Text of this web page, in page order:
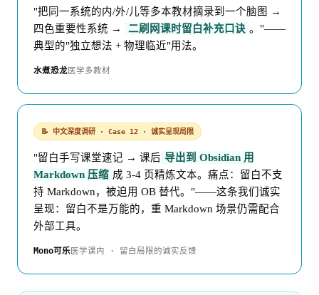
"把同一系统的内/外/儿等多本教材摘录到一个脑图 →
四色重要性系统 →
二刷网课时留白补充口诀 。"——
典型的"独立想法 + 物理临近"用法。
水煮恐龙医学多教材
📝 中文深度调研 · Case 12 · 诚实呈现局限
"留白手写课堂速记 → 课后 导出到 Obsidian 用
Markdown 压缩 成 3-4 页精炼文本。痛点：留白不支
持 Markdown，被迫用 OB 替代。"——这条我们诚实
呈现：留白不是万能的，重 Markdown 场景仍需配合
外部工具。
Mono可乐医学课内 · 留白局限的诚实反馈